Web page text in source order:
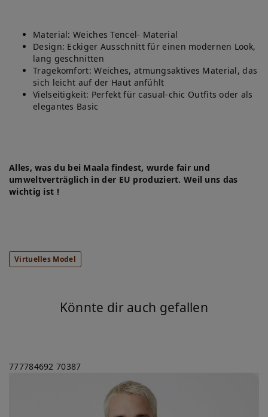
Material: Weiches Tencel- Material
Design: Eckiger Ausschnitt für einen modernen Look,
lang geschnitten
Tragekomfort: Weiches, atmungsaktives Material, das
sich leicht auf der Haut anfühlt
Vielseitigkeit: Perfekt für casual-chic Outfits oder als
elegantes Basic
Alles, was du bei Maala findest, wurde fair und
umweltverträglich in der EU produziert. Weil uns das
wichtig ist !
Virtuelles Model
Könnte dir auch gefallen
777784692 70387